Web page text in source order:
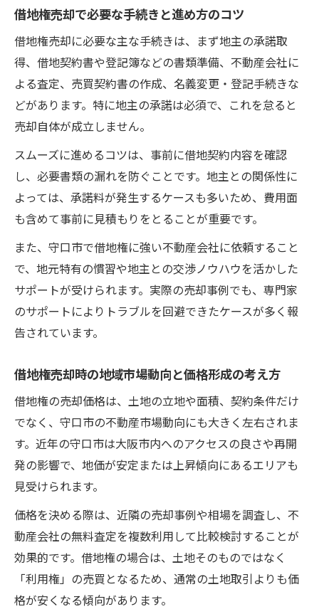
借地権売却で必要な手続きと進め方のコツ
借地権売却に必要な主な手続きは、まず地主の承諾取
得、借地契約書や登記簿などの書類準備、不動産会社に
よる査定、売買契約書の作成、名義変更・登記手続きな
どがあります。特に地主の承諾は必須で、これを怠ると
売却自体が成立しません。
スムーズに進めるコツは、事前に借地契約内容を確認
し、必要書類の漏れを防ぐことです。地主との関係性に
よっては、承諾料が発生するケースも多いため、費用面
も含めて事前に見積もりをとることが重要です。
また、守口市で借地権に強い不動産会社に依頼すること
で、地元特有の慣習や地主との交渉ノウハウを活かした
サポートが受けられます。実際の売却事例でも、専門家
のサポートによりトラブルを回避できたケースが多く報
告されています。
借地権売却時の地域市場動向と価格形成の考え方
借地権の売却価格は、土地の立地や面積、契約条件だけ
でなく、守口市の不動産市場動向にも大きく左右されま
す。近年の守口市は大阪市内へのアクセスの良さや再開
発の影響で、地価が安定または上昇傾向にあるエリアも
見受けられます。
価格を決める際は、近隣の売却事例や相場を調査し、不
動産会社の無料査定を複数利用して比較検討することが
効果的です。借地権の場合は、土地そのものではなく
「利用権」の売買となるため、通常の土地取引よりも価
格が安くなる傾向があります。